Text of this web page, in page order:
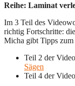
Reihe: Laminat
Im 3 Teil des
richtig Fortschritte:
Micha gibt Tipps
Teil 2 der
Sägen
Teil 4 der